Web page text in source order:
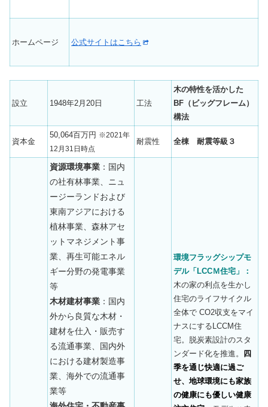
ホームページ 公式サイトはこちら
設立 1948年2月20日 工法
木の特性を活かした
BF（ビッグフレーム）
構法
資本金
50,064百万円 ※2021年
12月31日時点
耐震性 全棟 耐震等級３
資源環境事業 ：国内
の社有林事業、ニュ
ージーランドおよび
東南アジアにおける
植林事業、森林アセ
ットマネジメント事
業、再生可能エネル
ギー分野の発電事業
等
木材建材事業 ：国内
外から良質な木材・
建材を仕入・販売す
る流通事業、国内外
における建材製造事
業、海外での流通事
業等
環境フラッグシップモ
デル「LCCＭ住宅」：
木の家の利点を生かし
住宅のライフサイクル
全体で CO2収支をマイ
ナスにするLCCM住
宅。脱炭素設計のスタ
ンダード化を推進。 四
季を通じ快適に過ご
せ、地球環境にも家族
の健康にも優しい健康